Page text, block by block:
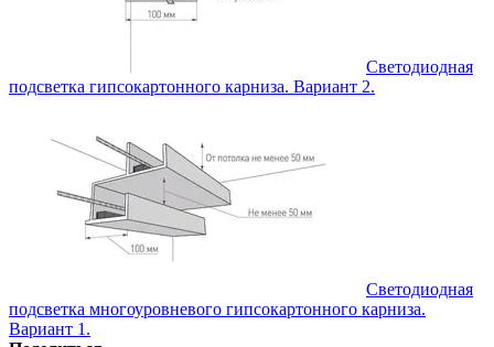
Светодиодная
подсветка гипсокартонного карниза. Вариант 2.
Светодиодная
подсветка многоуровневого гипсокартонного карниза.
Вариант 1.